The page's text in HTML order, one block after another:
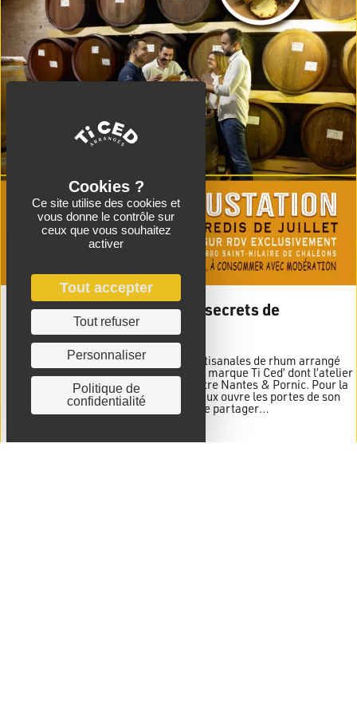
Cet été Ti Ced’ dévoile ses secrets de
fabrication
Depuis 2011, plus de 250 recettes artisanales de rhum arrangé
ont été imaginées et produites par la marque Ti Ced’ dont l’atelier
se situe au cœur du Pays de Retz, entre Nantes & Pornic. Pour la
première fois, le créateur de spiritueux ouvre les portes de son
atelier de production au public afin de partager…
Voir l'article →
Ce site utilise des cookies et
vous donne le contrôle sur
ceux que vous souhaitez
activer
Tout accepter
Tout refuser
Personnaliser
Politique de
confidentialité